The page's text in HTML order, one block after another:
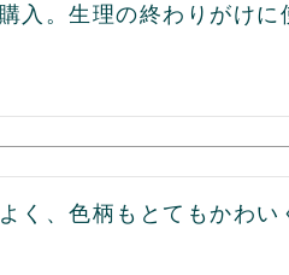
。生理の終わりがけに
、色柄もとてもかわい